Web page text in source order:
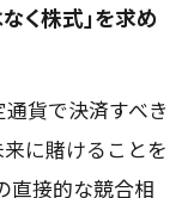
く株式」を求め
貨で決済すべき
に賭けることを
接的な競合相